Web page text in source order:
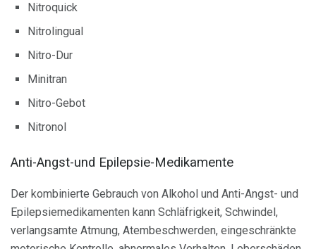
Nitroquick
Nitrolingual
Nitro-Dur
Minitran
Nitro-Gebot
Nitronol
Anti-Angst-und Epilepsie-Medikamente
Der kombinierte Gebrauch von Alkohol und Anti-Angst- und
Epilepsiemedikamenten kann Schläfrigkeit, Schwindel,
verlangsamte Atmung, Atembeschwerden, eingeschränkte